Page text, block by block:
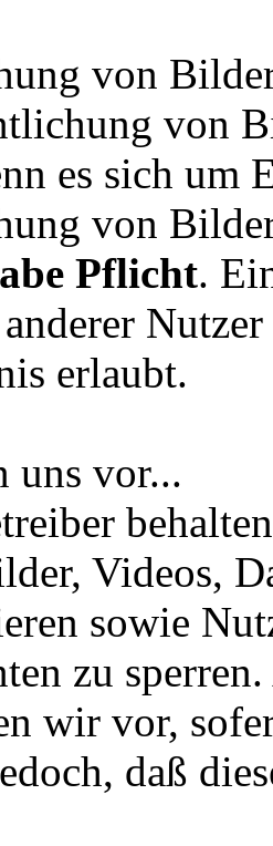
von
von
es sich um
von
Pflicht.
erlaubt.
uns vor...
Videos,
sowie
zu
wir vor,
daß